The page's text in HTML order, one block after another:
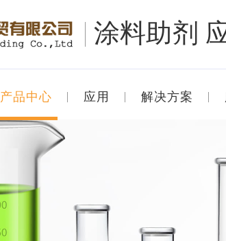
涂料助剂
产品中心 应用 解决方案